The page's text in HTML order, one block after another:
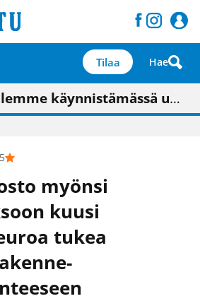
Tilaa Hae
pitäisi näkyä hieman parempana painojäljen laatuna lehdessä
kunnantalo on valoisa
käynnistämässä uudelleen keskustavisiotyön”
totuttu elämään omavaraisemmin kuin kaupungissa"
myönsi
kuusi
tukea